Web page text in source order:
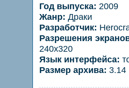
Год выпуска: 2009
Жанр: Драки
Разработчик:
Разрешения
240x320
Язык интерфейса:
Размер архива: 3.14